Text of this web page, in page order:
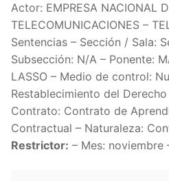
Actor: EMPRESA NACIONAL
TELECOMUNICACIONES –
Sentencias – Sección / Sala:
Subsección: N/A – Ponente:
LASSO – Medio de control:
Restablecimiento del
Contrato: Contrato de
Contractual – Naturaleza:
Restrictor: – Mes: noviembre